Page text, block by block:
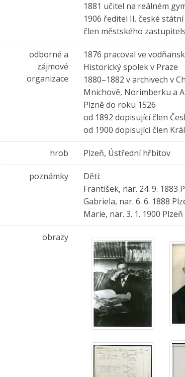
1881 učitel na reálném
1906 ředitel II. české
člen městského
odborné a
zájmové
organizace
1876 pracoval ve
Historický spolek v Praze
1880–1882 v archivech v
Mnichově, Norimberku a
Plzně do roku 1526
od 1892 dopisující člen
od 1900 dopisující člen
hrob Plzeň, Ústřední hřbitov
poznámky
Děti:
František, nar. 24. 9. 1883
Gabriela, nar. 6. 6. 1888
Marie, nar. 3. 1. 1900
obrazy